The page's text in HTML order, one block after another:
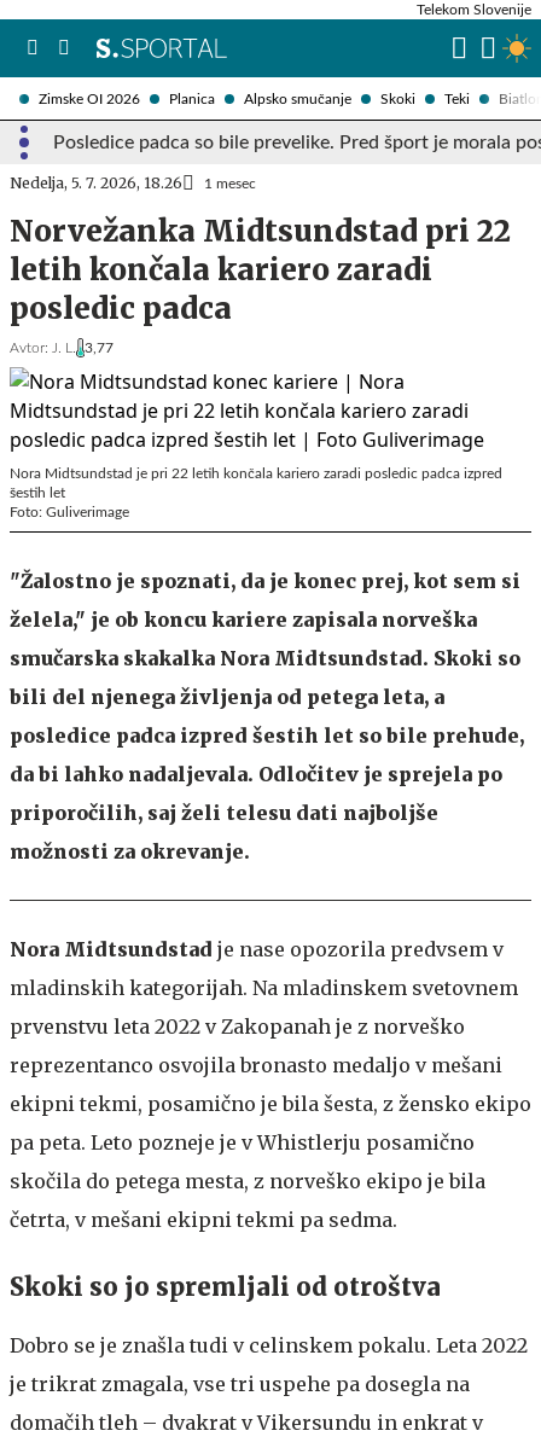
Zimske OI 2026 Planica Alpsko smučanje Skoki Teki
Posledice padca so bile prevelike. Pred šport je morala
Telekom Slovenije
Nedelja, 5. 7. 2026, 18.26 1 mesec
Norvežanka Midtsundstad pri 22
letih končala kariero zaradi
posledic padca
Avtor: J. L. 3,77
Nora Midtsundstad je pri 22 letih končala kariero zaradi posledic padca izpred
šestih let
Foto: Guliverimage
"Žalostno je spoznati, da je konec prej, kot sem si
želela," je ob koncu kariere zapisala norveška
smučarska skakalka Nora Midtsundstad. Skoki so
bili del njenega življenja od petega leta, a
posledice padca izpred šestih let so bile prehude,
da bi lahko nadaljevala. Odločitev je sprejela po
priporočilih, saj želi telesu dati najboljše
možnosti za okrevanje.
Nora Midtsundstad je nase opozorila predvsem v
mladinskih kategorijah. Na mladinskem svetovnem
prvenstvu leta 2022 v Zakopanah je z norveško
reprezentanco osvojila bronasto medaljo v mešani
ekipni tekmi, posamično je bila šesta, z žensko ekipo
pa peta. Leto pozneje je v Whistlerju posamično
skočila do petega mesta, z norveško ekipo je bila
četrta, v mešani ekipni tekmi pa sedma.
Skoki so jo spremljali od otroštva
Dobro se je znašla tudi v celinskem pokalu. Leta 2022
je trikrat zmagala, vse tri uspehe pa dosegla na
domačih tleh – dvakrat v Vikersundu in enkrat v